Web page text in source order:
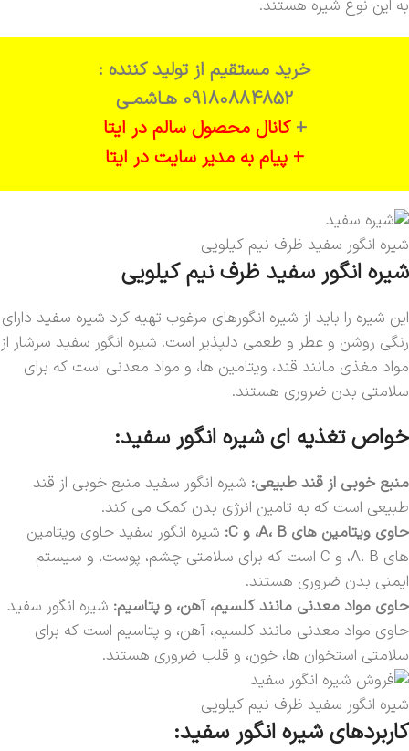
به این نوع شیره هستند.
خرید مستقیم از تولید کننده :
09180884852 هـاشمـی
+کانال محصول سالم در ایتا
+ پیام به مدیر سایت در ایتا
شیره انگور سفید ظرف نیم کیلویی
شیره انگور سفید ظرف نیم کیلویی
این شیره را باید از شیره انگورهای مرغوب تهیه کرد شیره سفید دارای
رنگی روشن و عطر و طعمی دلپذیر است. شیره انگور سفید سرشار از
مواد مغذی مانند قند، ویتامین ها، و مواد معدنی است که برای
سلامتی بدن ضروری هستند.
خواص تغذیه ای شیره انگور سفید:
منبع خوبی از قند طبیعی: شیره انگور سفید منبع خوبی از قند
طبیعی است که به تامین انرژی بدن کمک می کند.
حاوی ویتامین های A، B، و C:
شیره انگور سفید حاوی ویتامین
های A، B، و C است که برای سلامتی چشم، پوست، و سیستم
ایمنی بدن ضروری هستند.
حاوی مواد معدنی مانند کلسیم، آهن، و پتاسیم: شیره انگور سفید
حاوی مواد معدنی مانند کلسیم، آهن، و پتاسیم است که برای
سلامتی استخوان ها، خون، و قلب ضروری هستند.
شیره انگور سفید ظرف نیم کیلویی
کاربردهای شیره انگور سفید: